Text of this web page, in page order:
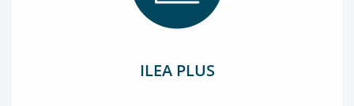
ILEA PLUS